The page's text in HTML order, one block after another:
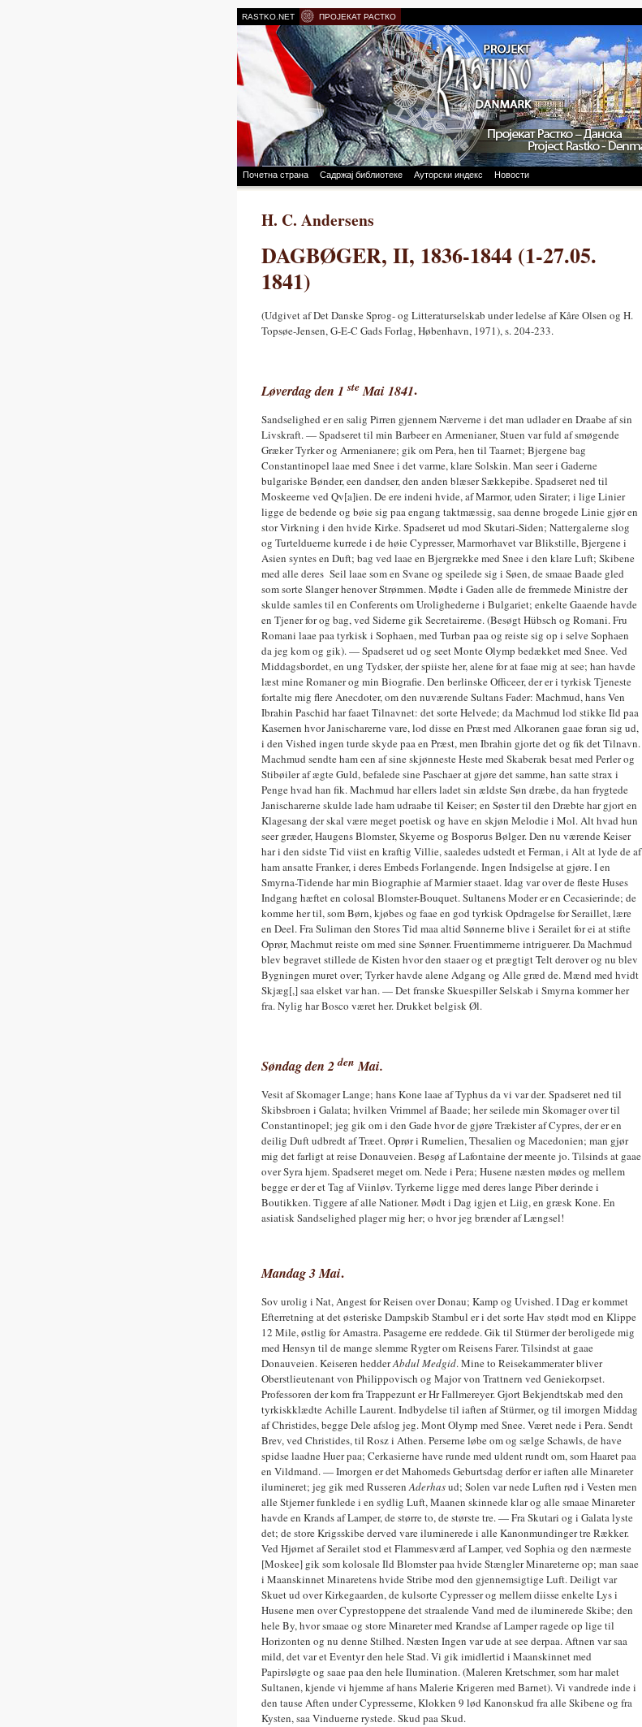
RASTKO.NET ПРОЈЕКАТ РАСТКО
Почетна страна Садржај библиотеке Ауторски индекс Новости
H. C. Andersens
DAGBØGER, II, 1836-1844 (1-27.05.
1841)
(Udgivet af Det Danske Sprog- og Litteraturselskab under ledelse af Kåre Olsen og H.
Topsøe-Jensen, G-E-C Gads Forlag, Høbenhavn, 1971), s. 204-233.
Løverdag den 1steMai 1841.
Sandselighed er en salig Pirren gjennem Nærverne i det man udlader en Draabe af sin
Livskraft. — Spadseret til min Barbeer en Armenianer, Stuen var fuld af smøgende
Græker Tyrker og Armenianere; gik om Pera, hen til Taarnet; Bjergene bag
Constantinopel laae med Snee i det varme, klare Solskin. Man seer i Gaderne
bulgariske Bønder, een dandser, den anden blæser Sækkepibe. Spadseret ned til
Moskeerne ved Qv[a]ien. De ere indeni hvide, af Marmor, uden Sirater; i lige Linier
ligge de bedende og bøie sig paa engang taktmæssig, saa denne brogede Linie gjør en
stor Virkning i den hvide Kirke. Spadseret ud mod Skutari-Siden; Nattergalerne slog
og Turtelduerne kurrede i de høie Cypresser, Marmorhavet var Blikstille, Bjergene i
Asien syntes en Duft; bag ved laae en Bjergrække med Snee i den klare Luft; Skibene
med alle deres Seil laae som en Svane og speilede sig i Søen, de smaae Baade gled
som sorte Slanger henover Strømmen. Mødte i Gaden alle de fremmede Ministre der
skulde samles til en Conferents om Urolighederne i Bulgariet; enkelte Gaaende havde
en Tjener for og bag, ved Siderne gik Secretairerne. (Besøgt Hübsch og Romani. Fru
Romani laae paa tyrkisk i Sophaen, med Turban paa og reiste sig op i selve Sophaen
da jeg kom og gik). — Spadseret ud og seet Monte Olymp bedækket med Snee. Ved
Middagsbordet, en ung Tydsker, der spiiste her, alene for at faae mig at see; han havde
læst mine Romaner og min Biografie. Den berlinske Officeer, der er i tyrkisk Tjeneste
fortalte mig flere Anecdoter, om den nuværende Sultans Fader: Machmud, hans Ven
Ibrahin Paschid har faaet Tilnavnet: det sorte Helvede; da Machmud lod stikke Ild paa
Kasernen hvor Janischarerne vare, lod disse en Præst med Alkoranen gaae foran sig ud,
i den Vished ingen turde skyde paa en Præst, men Ibrahin gjorte det og fik det Tilnavn.
Machmud sendte ham een af sine skjønneste Heste med Skaberak besat med Perler og
Stibøiler af ægte Guld, befalede sine Paschaer at gjøre det samme, han satte strax i
Penge hvad han fik. Machmud har ellers ladet sin ældste Søn dræbe, da han frygtede
Janischarerne skulde lade ham udraabe til Keiser; en Søster til den Dræbte har gjort en
Klagesang der skal være meget poetisk og have en skjøn Melodie i Mol. Alt hvad hun
seer græder, Haugens Blomster, Skyerne og Bosporus Bølger. Den nu værende Keiser
har i den sidste Tid viist en kraftig Villie, saaledes udstedt et Ferman, i Alt at lyde de af
ham ansatte Franker, i deres Embeds Forlangende. Ingen Indsigelse at gjøre. I en
Smyrna-Tidende har min Biographie af Marmier staaet. Idag var over de fleste Huses
Indgang hæftet en colosal Blomster-Bouquet. Sultanens Moder er en Cecasierinde; de
komme her til, som Børn, kjøbes og faae en god tyrkisk Opdragelse for Seraillet, lære
en Deel. Fra Suliman den Stores Tid maa altid Sønnerne blive i Serailet for ei at stifte
Oprør, Machmut reiste om med sine Sønner. Fruentimmerne intriguerer. Da Machmud
blev begravet stillede de Kisten hvor den staaer og et prægtigt Telt derover og nu blev
Bygningen muret over; Tyrker havde alene Adgang og Alle græd de. Mænd med hvidt
Skjæg[,] saa elsket var han. — Det franske Skuespiller Selskab i Smyrna kommer her
fra. Nylig har Bosco været her. Drukket belgisk Øl.
Søndag den 2den Mai.
Vesit af Skomager Lange; hans Kone laae af Typhus da vi var der. Spadseret ned til
Skibsbroen i Galata; hvilken Vrimmel af Baade; her seilede min Skomager over til
Constantinopel; jeg gik om i den Gade hvor de gjøre Trækister af Cypres, der er en
deilig Duft udbredt af Træet. Oprør i Rumelien, Thesalien og Macedonien; man gjør
mig det farligt at reise Donauveien. Besøg af Lafontaine der meente jo. Tilsinds at gaae
over Syra hjem. Spadseret meget om. Nede i Pera; Husene næsten mødes og mellem
begge er der et Tag af Viinløv. Tyrkerne ligge med deres lange Piber derinde i
Boutikken. Tiggere af alle Nationer. Mødt i Dag igjen et Liig, en græsk Kone. En
asiatisk Sandselighed plager mig her; o hvor jeg brænder af Længsel!
Mandag 3 Mai.
Sov urolig i Nat, Angest for Reisen over Donau; Kamp og Uvished. I Dag er kommet
Efterretning at det østeriske Dampskib Stambul er i det sorte Hav stødt mod en Klippe
12 Mile, østlig for Amastra. Pasagerne ere reddede. Gik til Stürmer der beroligede mig
med Hensyn til de mange slemme Rygter om Reisens Farer. Tilsindst at gaae
Donauveien. Keiseren hedderAbdul Medgid. Mine to Reisekammerater bliver
Oberstlieutenant von Philippovisch og Major von Trattnern ved Geniekorpset.
Professoren der kom fra Trappezunt er Hr Fallmereyer. Gjort Bekjendtskab med den
tyrkiskklædte Achille Laurent. Indbydelse til iaften af Stürmer, og til imorgen Middag
af Christides, begge Dele afslog jeg. Mont Olymp med Snee. Været nede i Pera. Sendt
Brev, ved Christides, til Rosz i Athen. Perserne løbe om og sælge Schawls, de have
spidse laadne Huer paa; Cerkasierne have runde med uldent rundt om, som Haaret paa
en Vildmand. — Imorgen er det Mahomeds Geburtsdag derfor er iaften alle Minareter
ilumineret; jeg gik med RusserenAderhasud; Solen var nede Luften rød i Vesten men
alle Stjerner funklede i en sydlig Luft, Maanen skinnede klar og alle smaae Minareter
havde en Krands af Lamper, de større to, de største tre. — Fra Skutari og i Galata lyste
det; de store Krigsskibe derved vare iluminerede i alle Kanonmundinger tre Rækker.
Ved Hjørnet af Serailet stod et Flammesværd af Lamper, ved Sophia og den nærmeste
[Moskee] gik som kolosale Ild Blomster paa hvide Stængler Minareterne op; man saae
i Maanskinnet Minaretens hvide Stribe mod den gjennemsigtige Luft. Deiligt var
Skuet ud over Kirkegaarden, de kulsorte Cypresser og mellem diisse enkelte Lys i
Husene men over Cyprestoppene det straalende Vand med de iluminerede Skibe; den
hele By, hvor smaae og store Minareter med Krandse af Lamper ragede op lige til
Horizonten og nu denne Stilhed. Næsten Ingen var ude at see derpaa. Aftnen var saa
mild, det var et Eventyr den hele Stad. Vi gik imidlertid i Maanskinnet med
Papirsløgte og saae paa den hele Ilumination. (Maleren Kretschmer, som har malet
Sultanen, kjende vi hjemme af hans Malerie Krigeren med Barnet). Vi vandrede inde i
den tause Aften under Cypresserne, Klokken 9 lød Kanonskud fra alle Skibene og fra
Kysten, saa Vinduerne rystede. Skud paa Skud.